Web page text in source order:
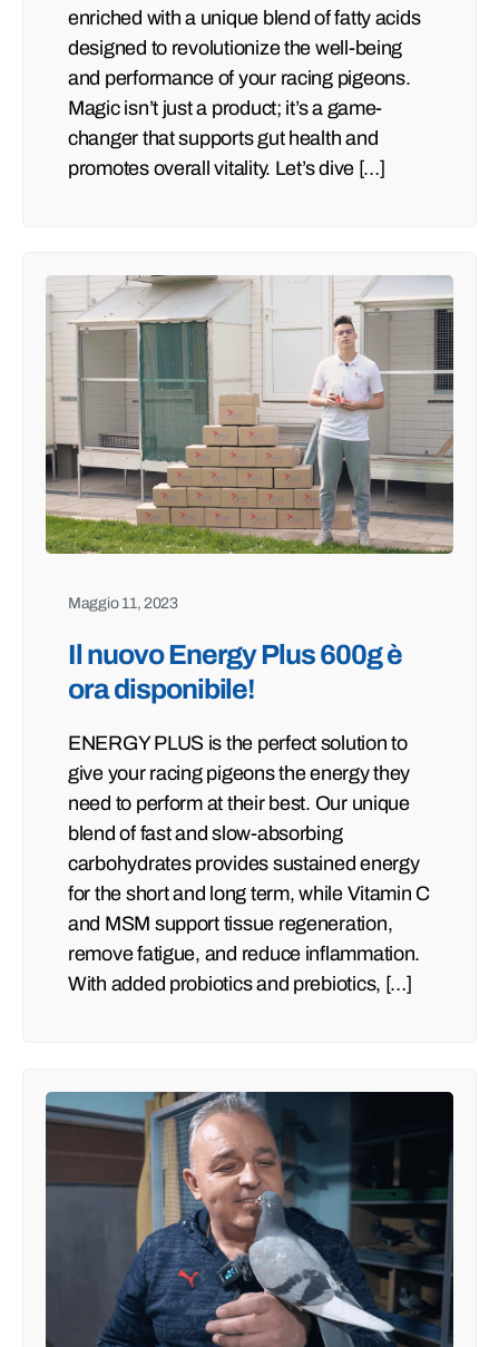
enriched with a unique blend of fatty acids
designed to revolutionize the well-being
and performance of your racing pigeons.
Magic isn’t just a product; it’s a game-
changer that supports gut health and
promotes overall vitality. Let’s dive […]
Maggio 11, 2023
Il nuovo Energy Plus 600g è
ora disponibile!
ENERGY PLUS is the perfect solution to
give your racing pigeons the energy they
need to perform at their best. Our unique
blend of fast and slow-absorbing
carbohydrates provides sustained energy
for the short and long term, while Vitamin C
and MSM support tissue regeneration,
remove fatigue, and reduce inflammation.
With added probiotics and prebiotics, […]